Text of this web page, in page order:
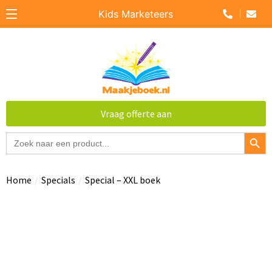
Zoek
naar:
Vraag offerte aan
Kids Marketeers
Home / Specials / Special – XXL boek